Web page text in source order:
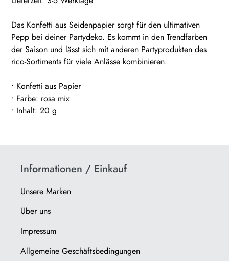
zum
hinzugefügt
Das Konfetti aus Seidenpapier sorgt für den ultimativen
Pepp bei deiner Partydeko. Es kommt in den Trendfarben
der Saison und lässt sich mit anderen Partyprodukten des
rico-Sortiments für viele Anlässe kombinieren.
• Konfetti aus Papier
• Farbe: rosa mix
• Inhalt: 20 g
Informationen / Einkauf
Unsere Marken
Über uns
Impressum
Allgemeine Geschäftsbedingungen